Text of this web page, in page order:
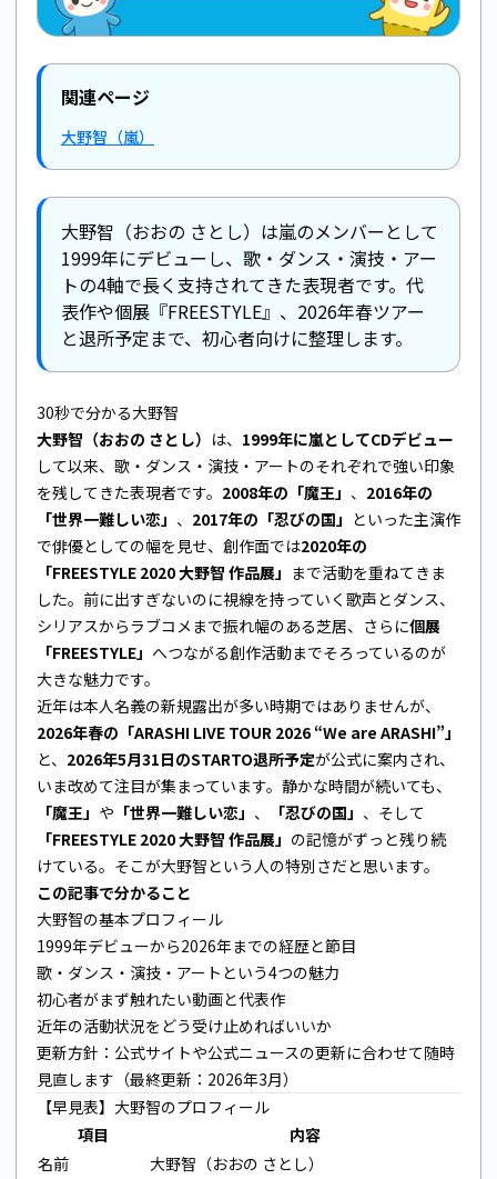
関連ページ
大野智（嵐）
大野智（おおの さとし）は嵐のメンバーとして
1999年にデビューし、歌・ダンス・演技・アー
トの4軸で長く支持されてきた表現者です。代
表作や個展『FREESTYLE』、2026年春ツアー
と退所予定まで、初心者向けに整理します。
30秒で分かる大野智
大野智（おおの さとし） は、 1999年に嵐としてCDデビュー
して以来、歌・ダンス・演技・アートのそれぞれで強い印象
を残してきた表現者です。 2008年の「魔王」 、 2016年の
「世界一難しい恋」 、 2017年の「忍びの国」 といった主演作
で俳優としての幅を見せ、創作面では2020年の
「FREESTYLE 2020 大野智 作品展」 まで活動を重ねてきま
した。前に出すぎないのに視線を持っていく歌声とダンス、
シリアスからラブコメまで振れ幅のある芝居、さらに個展
「FREESTYLE」 へつながる創作活動までそろっているのが
大きな魅力です。
近年は本人名義の新規露出が多い時期ではありませんが、
2026年春の「ARASHI LIVE TOUR 2026 “We are ARASHI”」
と、 2026年5月31日のSTARTO退所予定が公式に案内され、
いま改めて注目が集まっています。静かな時間が続いても、
「魔王」 や 「世界一難しい恋」 、 「忍びの国」 、そして
「FREESTYLE 2020 大野智 作品展」 の記憶がずっと残り続
けている。そこが大野智という人の特別さだと思います。
この記事で分かること
大野智の基本プロフィール
1999年デビューから2026年までの経歴と節目
歌・ダンス・演技・アートという4つの魅力
初心者がまず触れたい動画と代表作
近年の活動状況をどう受け止めればいいか
更新方針：公式サイトや公式ニュースの更新に合わせて随時
見直します（最終更新：2026年3月）
【早見表】大野智のプロフィール
項目
内容
名前
大野智（おおの さとし）